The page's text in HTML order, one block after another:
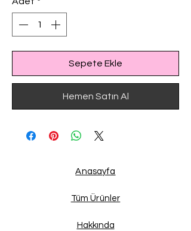
Sepete Ekle
Hemen Satın Al
Anasayfa
Tüm Ürünler
Hakkında